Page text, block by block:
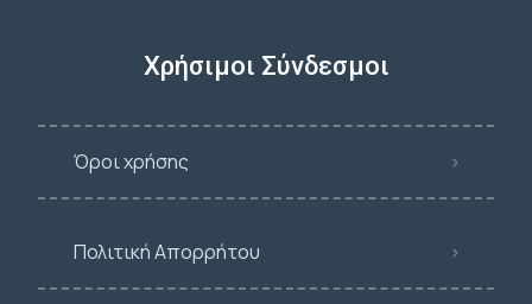
Χρήσιμοι Σύνδεσμοι
Όροι χρήσης
Πολιτική Απορρήτου